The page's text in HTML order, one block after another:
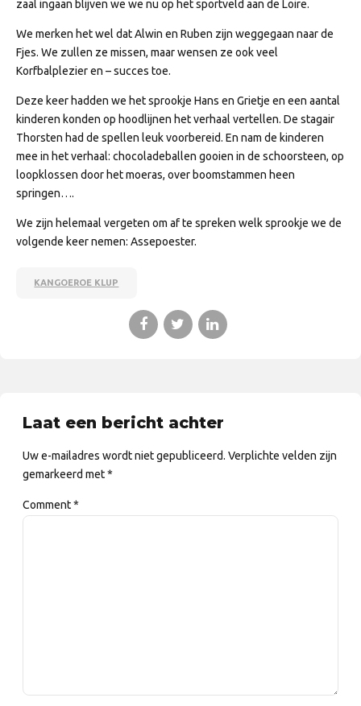
zaal ingaan blijven we we nu op het sportveld aan de Loire.
We merken het wel dat Alwin en Ruben zijn weggegaan naar de
Fjes. We zullen ze missen, maar wensen ze ook veel
Korfbalplezier en – succes toe.
Deze keer hadden we het sprookje Hans en Grietje en een aantal
kinderen konden op hoodlijnen het verhaal vertellen. De stagair
Thorsten had de spellen leuk voorbereid. En nam de kinderen
mee in het verhaal: chocoladeballen gooien in de schoorsteen, op
loopklossen door het moeras, over boomstammen heen
springen….
We zijn helemaal vergeten om af te spreken welk sprookje we de
volgende keer nemen: Assepoester.
KANGOEROE KLUP
Laat een bericht achter
Uw e-mailadres wordt niet gepubliceerd. Verplichte velden zijn
gemarkeerd met *
Comment*